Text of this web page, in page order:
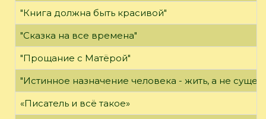
"Книга должна быть красивой"
"Сказка на все времена"
"Прощание с Матёрой"
"Истинное назначение человека - жить, а не
«Писатель и всё такое»